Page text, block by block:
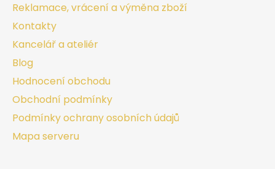
Reklamace, vrácení a výměna zboží
Kontakty
Kancelář a ateliér
Blog
Hodnocení obchodu
Obchodní podmínky
Podmínky ochrany osobních údajů
Mapa serveru